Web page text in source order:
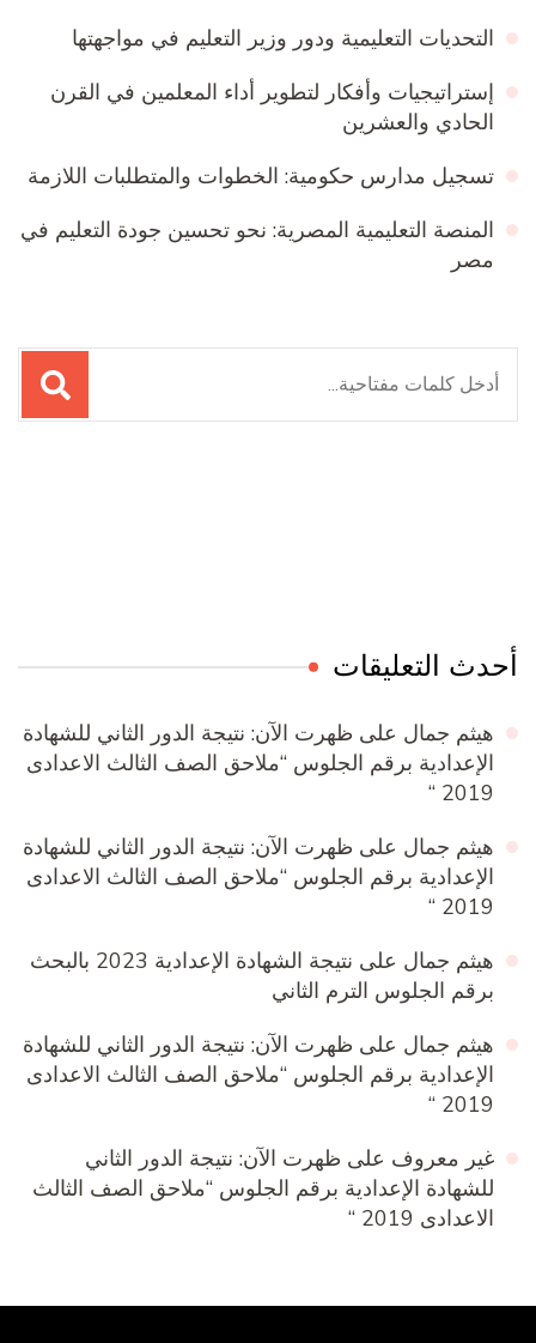
التحديات التعليمية ودور وزير التعليم في مواجهتها
إستراتيجيات وأفكار لتطوير أداء المعلمين في القرن
الحادي والعشرين
تسجيل مدارس حكومية: الخطوات والمتطلبات اللازمة
المنصة التعليمية المصرية: نحو تحسين جودة التعليم في
مصر
البحث
عن:
أحدث التعليقات
هيثم جمال على ظهرت الآن: نتيجة الدور الثاني للشهادة
الإعدادية برقم الجلوس “ملاحق الصف الثالث الاعدادى
2019 “
هيثم جمال على ظهرت الآن: نتيجة الدور الثاني للشهادة
الإعدادية برقم الجلوس “ملاحق الصف الثالث الاعدادى
2019 “
هيثم جمال على
نتيجة الشهادة الإعدادية 2023 بالبحث
برقم الجلوس الترم الثاني
هيثم جمال على ظهرت الآن: نتيجة الدور الثاني للشهادة
الإعدادية برقم الجلوس “ملاحق الصف الثالث الاعدادى
2019 “
غير معروف على ظهرت الآن: نتيجة الدور الثاني
للشهادة الإعدادية برقم الجلوس “ملاحق الصف الثالث
الاعدادى 2019 “